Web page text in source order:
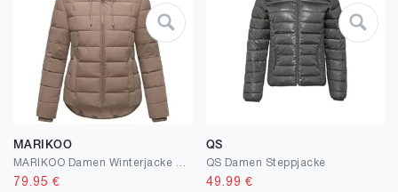
MARIKOO
79.95 €
QS
QS Damen Steppjacke
49.99 €